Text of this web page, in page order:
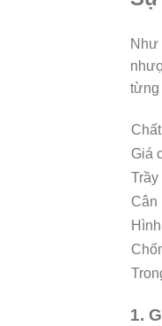
Như
từng
Giá
Cân
1.